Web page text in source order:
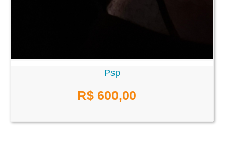
Psp
R$ 600,00